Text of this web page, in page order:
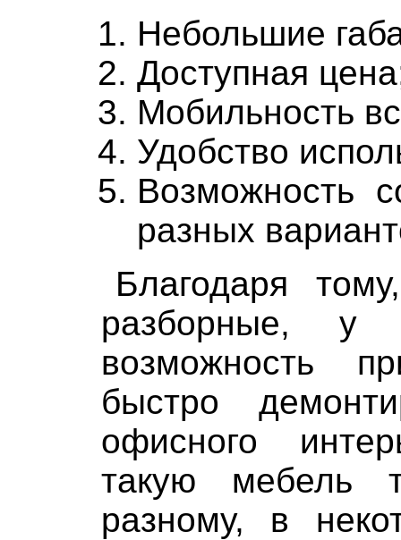
Небольшие
Доступная
Мобильность
Удобство
Возможность
разных
Благодаря
разборные, у
возможность
быстро
офисного
такую мебель
разному, в